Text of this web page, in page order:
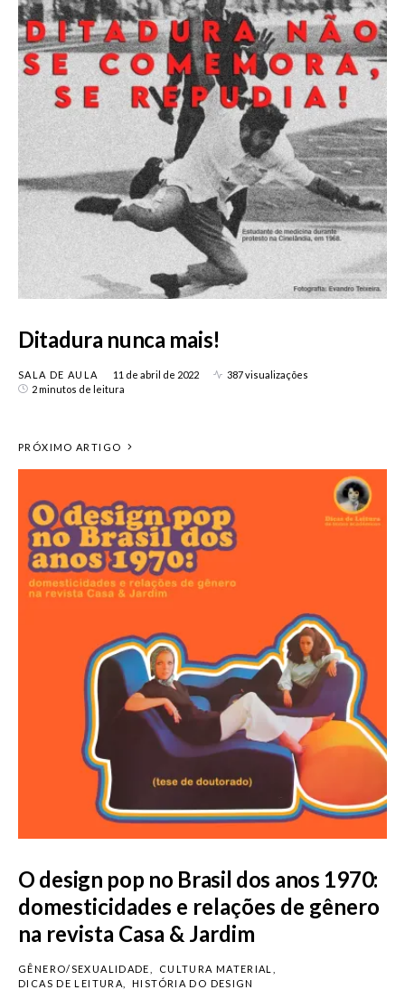
Ditadura nunca mais!
SALA DE AULA 11 de abril de 2022
387 visualizações
2 minutos de leitura
PRÓXIMO ARTIGO
O design pop no Brasil dos anos 1970:
domesticidades e relações de gênero
na revista Casa & Jardim
GÊNERO/SEXUALIDADE
CULTURA MATERIAL
DICAS DE LEITURA
HISTÓRIA DO DESIGN